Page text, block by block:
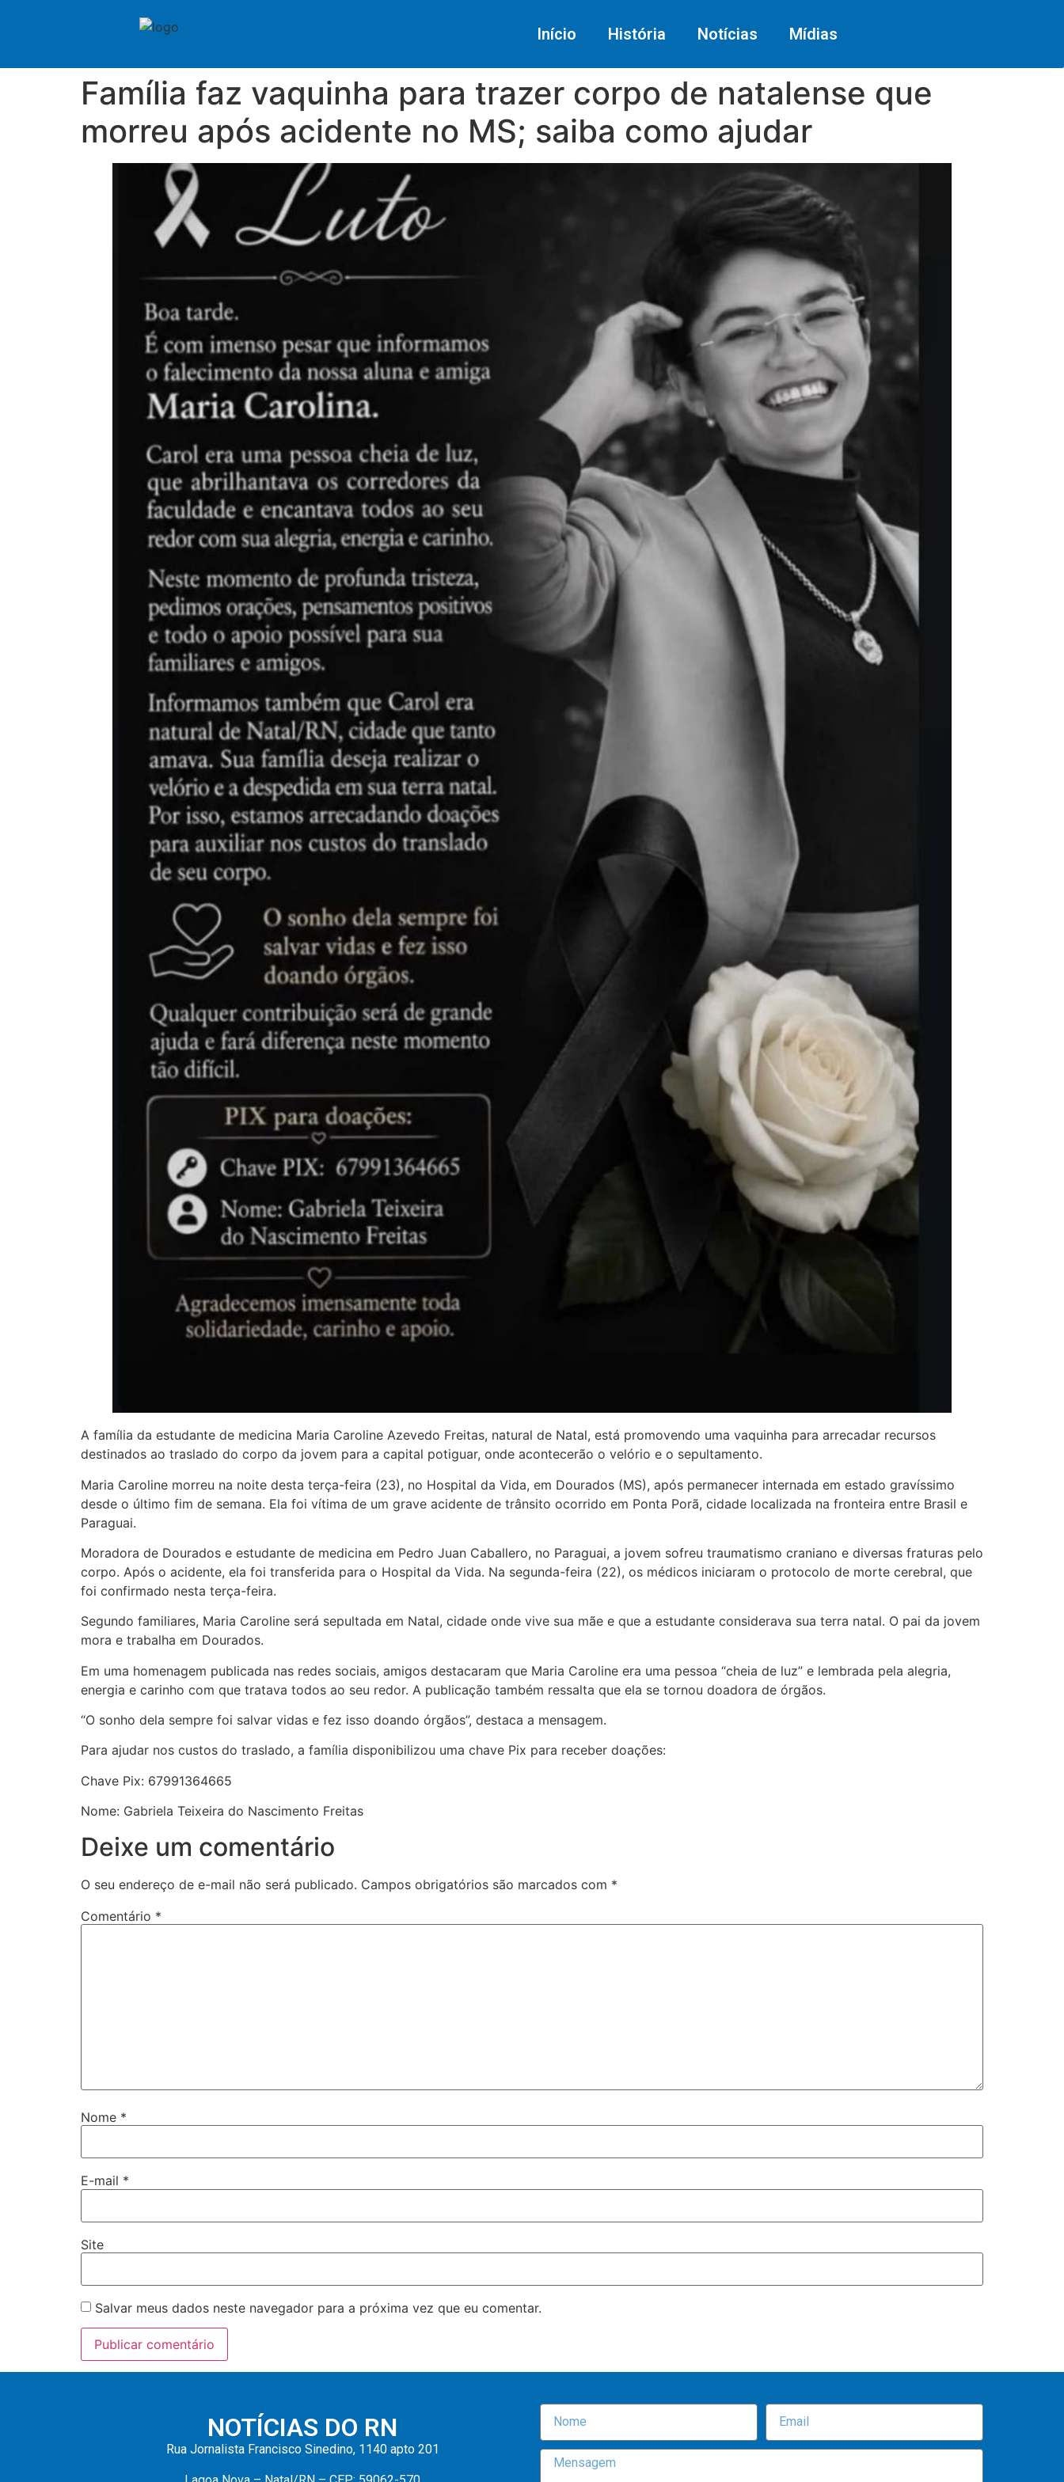
Início História Notícias Mídias
Família faz vaquinha para trazer corpo de natalense que
morreu após acidente no MS; saiba como ajudar
A família da estudante de medicina Maria Caroline Azevedo Freitas, natural de Natal, está promovendo uma vaquinha para arrecadar recursos
destinados ao traslado do corpo da jovem para a capital potiguar, onde acontecerão o velório e o sepultamento.
Maria Caroline morreu na noite desta terça-feira (23), no Hospital da Vida, em Dourados (MS), após permanecer internada em estado gravíssimo
desde o último fim de semana. Ela foi vítima de um grave acidente de trânsito ocorrido em Ponta Porã, cidade localizada na fronteira entre Brasil e
Paraguai.
Moradora de Dourados e estudante de medicina em Pedro Juan Caballero, no Paraguai, a jovem sofreu traumatismo craniano e diversas fraturas pelo
corpo. Após o acidente, ela foi transferida para o Hospital da Vida. Na segunda-feira (22), os médicos iniciaram o protocolo de morte cerebral, que
foi confirmado nesta terça-feira.
Segundo familiares, Maria Caroline será sepultada em Natal, cidade onde vive sua mãe e que a estudante considerava sua terra natal. O pai da jovem
mora e trabalha em Dourados.
Em uma homenagem publicada nas redes sociais, amigos destacaram que Maria Caroline era uma pessoa “cheia de luz” e lembrada pela alegria,
energia e carinho com que tratava todos ao seu redor. A publicação também ressalta que ela se tornou doadora de órgãos.
“O sonho dela sempre foi salvar vidas e fez isso doando órgãos”, destaca a mensagem.
Para ajudar nos custos do traslado, a família disponibilizou uma chave Pix para receber doações:
Chave Pix: 67991364665
Nome: Gabriela Teixeira do Nascimento Freitas
Deixe um comentário
O seu endereço de e-mail não será publicado. Campos obrigatórios são marcados com *
Comentário *
Nome *
E-mail *
Site
Salvar meus dados neste navegador para a próxima vez que eu comentar.
NOTÍCIAS DO RN
Rua Jornalista Francisco Sinedino, 1140 apto 201